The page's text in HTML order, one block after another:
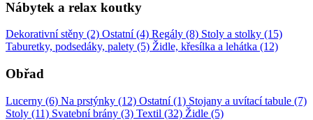
Nábytek a relax koutky
Dekorativní stěny (2) Ostatní (4) Regály (8) Stoly a stolky (15)
Taburetky, podsedáky, palety (5) Židle, křesílka a lehátka (12)
Obřad
Lucerny (6) Na prstýnky (12) Ostatní (1) Stojany a uvítací tabule (7)
Stoly (11) Svatební brány (3) Textil (32) Židle (5)